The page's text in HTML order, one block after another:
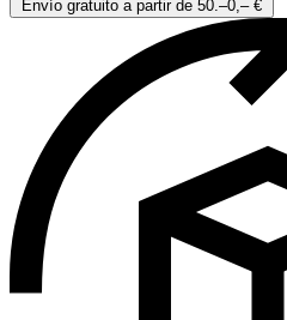
Envío gratuito a partir de 50.–0,– €